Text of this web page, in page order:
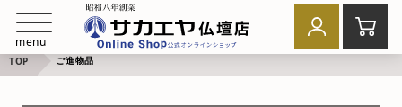
menu
TOP ご進物品